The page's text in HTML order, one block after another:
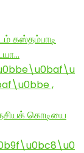
கஸ்தம்பாடி
,
கொடியை